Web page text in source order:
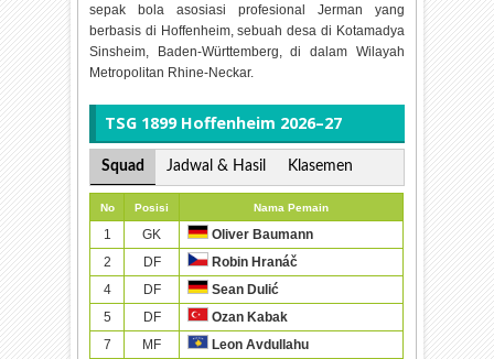
sepak bola asosiasi profesional Jerman yang
berbasis di Hoffenheim, sebuah desa di Kotamadya
Sinsheim, Baden-Württemberg, di dalam Wilayah
Metropolitan Rhine-Neckar.
TSG 1899 Hoffenheim 2026–27
Squad Jadwal & Hasil Klasemen
No Posisi Nama Pemain
1 GK
Oliver Baumann
2
DF
Robin Hranáč
4
DF
Sean Dulić
5
DF
Ozan Kabak
7
MF
Leon Avdullahu